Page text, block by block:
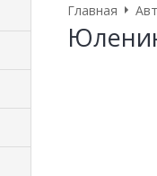
Главная